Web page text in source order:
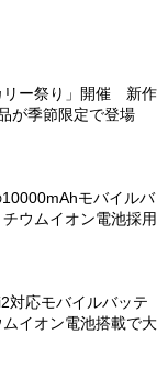
リー祭り」開催 新作
が季節限定で登場
モバイルバ
ウムイオン電池採用
対応モバイルバッテ
イオン電池搭載で大